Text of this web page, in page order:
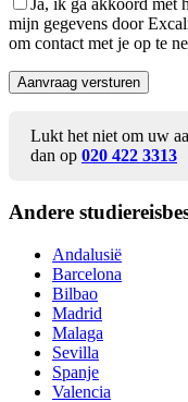
mijn gegevens door
om contact met je op te
Lukt het niet om uw
dan op 020 422 3313
Andere studiereis
Andalusië
Barcelona
Bilbao
Madrid
Malaga
Sevilla
Spanje
Valencia